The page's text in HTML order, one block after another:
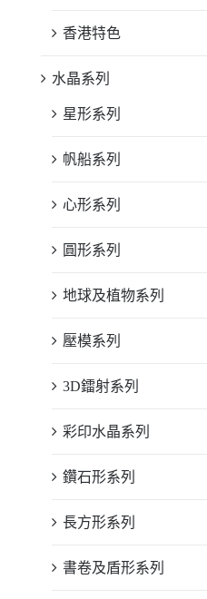
香港特色
水晶系列
星形系列
帆船系列
心形系列
圓形系列
地球及植物系列
壓模系列
3D鐳射系列
彩印水晶系列
鑽石形系列
長方形系列
書卷及盾形系列